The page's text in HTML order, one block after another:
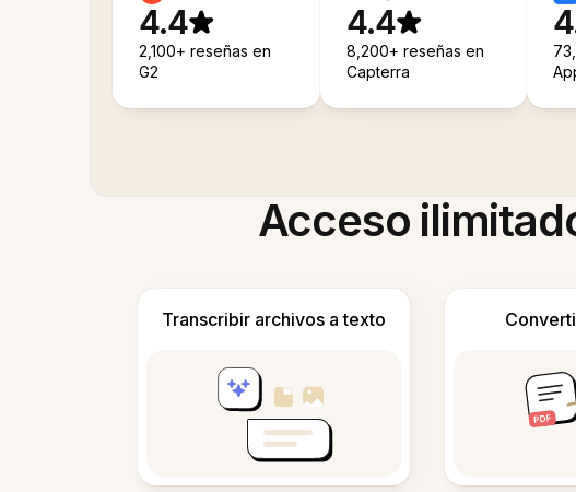
4.4
2,100+ reseñas en
G2
4.4
8,200+ reseñas en
Capterra
Acceso
Transcribir archivos a texto